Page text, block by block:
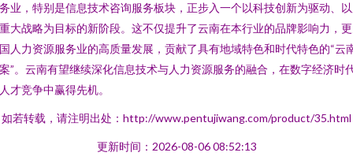
业，特别是信息技术咨询服务板块，正步入一个以科技创新为驱动、
大战略为目标的新阶段。这不仅提升了云南在本行业的品牌影响力，
人力资源服务业的高质量发展，贡献了具有地域特色和时代特色的“云
”。云南有望继续深化信息技术与人力资源服务的融合，在数字经济时
才竞争中赢得先机。
如若转载，请注明出处：http://www.pentujiwang.com/product/35.html
更新时间：2026-08-06 08:52:13